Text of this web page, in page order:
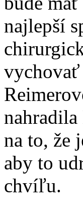
najlepší
vychovať
na to, že
aby to
chvíľu.